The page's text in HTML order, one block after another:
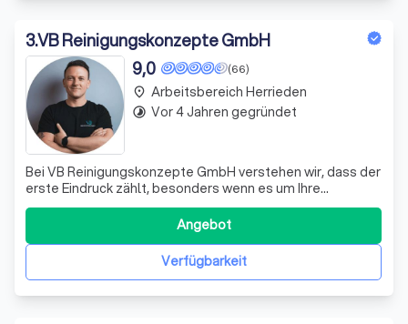
3.VB Reinigungskonzepte GmbH
(66)
9,0
Bei VB Reinigungskonzepte GmbH verstehen wir, dass der
erste Eindruck zählt, besonders wenn es um Ihre
Kanzleiräume geht. Wir bieten erstklassige Reinigungs-
und Pflegedienstleistungen, die speziell darauf
ausgerichtet sind, Ihre Büroflächen nicht nur makellos
sauber, sondern auch einladend und repr
Verfügbarkeit
Angebot
place Arbeitsbereich Herrieden
timelapse Vor 4 Jahren gegründet